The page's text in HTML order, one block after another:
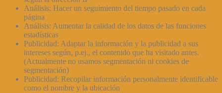
Análisis: Hacer un seguimiento del tiempo pasado en cada
página
Análisis: Aumentar la calidad de los datos de las funciones
estadísticas
Publicidad: Adaptar la información y la publicidad a sus
intereses según, p.ej., el contenido que ha visitado antes.
(Actualmente no usamos segmentación ni cookies de
segmentación)
Publicidad: Recopilar información personalmente identificable
como el nombre y la ubicación